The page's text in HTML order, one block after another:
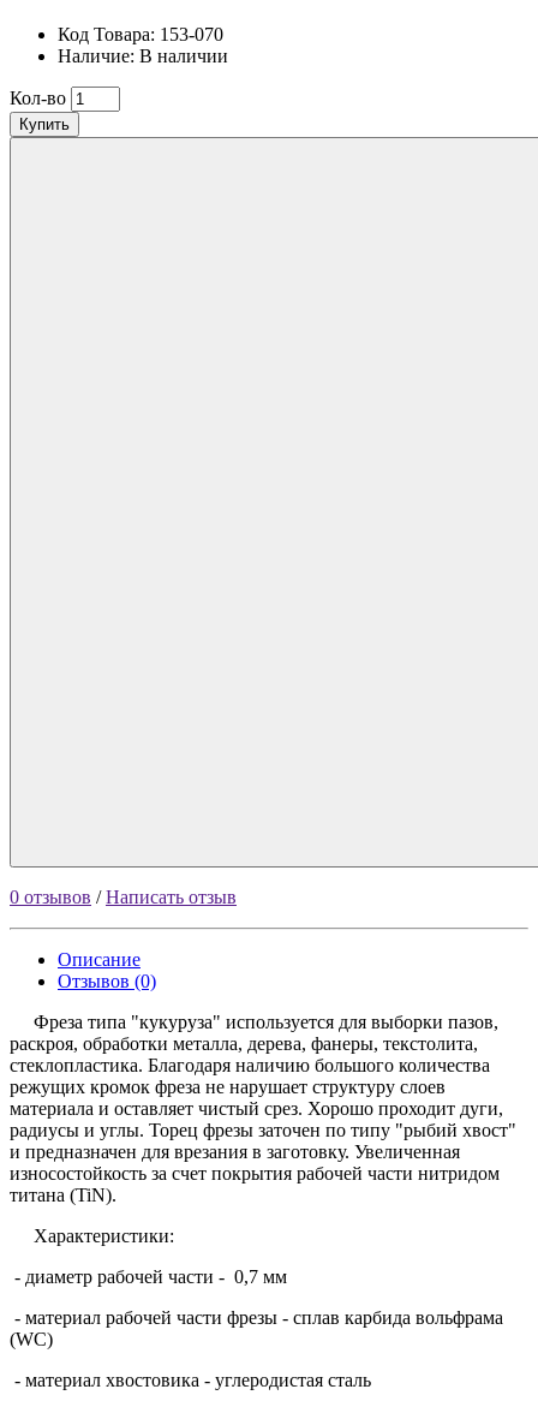
Код Товара: 153-070
Наличие: В наличии
Кол-во
Купить
0 отзывов /Написать отзыв
Описание
Отзывов (0)
Фреза типа "кукуруза" используется для выборки пазов,
раскроя, обработки металла, дерева, фанеры, текстолита,
стеклопластика. Благодаря наличию большого количества
режущих кромок фреза не нарушает структуру слоев
материала и оставляет чистый срез. Хорошо проходит дуги,
радиусы и углы. Торец фрезы заточен по типу "рыбий хвост"
и предназначен для врезания в заготовку. Увеличенная
износостойкость за счет покрытия рабочей части нитридом
титана (TiN).
Характеристики:
- диаметр рабочей части - 0,7 мм
- материал рабочей части фрезы - сплав карбида вольфрама
(WC)
- материал хвостовика - углеродистая сталь